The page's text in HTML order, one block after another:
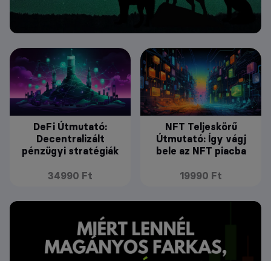
DeFi Útmutató:
Decentralizált
pénzügyi stratégiák
34990 Ft
NFT Teljeskörű
Útmutató: Így vágj
bele az NFT piacba
19990 Ft